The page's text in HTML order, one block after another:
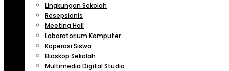
Lingkungan Sekolah
Resepsionis
Meeting Hall
Laboratorium Komputer
Koperasi Siswa
Bioskop Sekolah
Multimedia Digital Studio